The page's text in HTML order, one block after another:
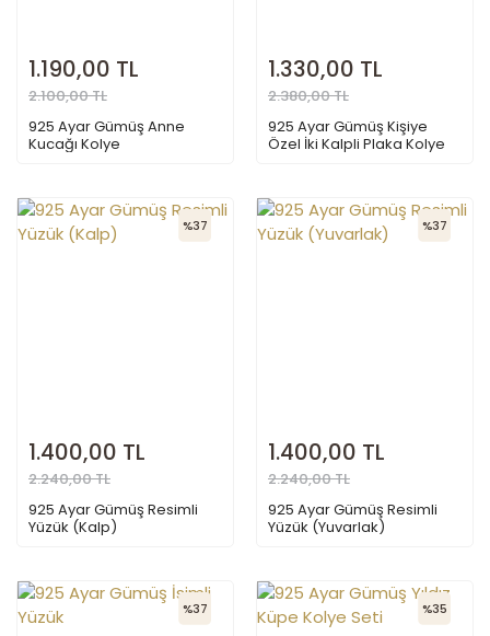
1.190,00 TL
2.100,00 TL
925 Ayar Gümüş Anne
Kucağı Kolye
1.330,00 TL
2.380,00 TL
925 Ayar Gümüş Kişiye
Özel İki Kalpli Plaka Kolye
%37
1.400,00 TL
2.240,00 TL
925 Ayar Gümüş Resimli
Yüzük (Kalp)
%37
1.400,00 TL
2.240,00 TL
925 Ayar Gümüş Resimli
Yüzük (Yuvarlak)
%37 %35